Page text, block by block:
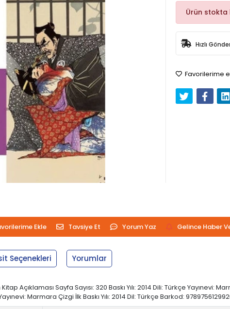
Ürün stokta
Hızlı
Favorilerime
Ekle Tavsiye Et Yorum Yaz Gelince Haber
Seçenekleri Yorumlar
Açıklaması Sayfa Sayısı: 320 Baskı Yılı: 2014 Dili: Türkçe Yayınevi:
Marmara Çizgi İlk Baskı Yılı: 2014 Dil: Türkçe Barkod: